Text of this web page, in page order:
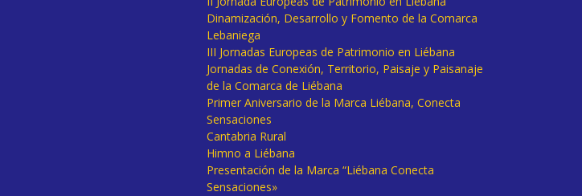
Dinamización, Desarrollo y Fomento de la Comarca
Lebaniega
III Jornadas Europeas de Patrimonio en Liébana
Jornadas de Conexión, Territorio, Paisaje y Paisanaje
de la Comarca de Liébana
Primer Aniversario de la Marca Liébana, Conecta
Sensaciones
Cantabria Rural
Himno a Liébana
Presentación de la Marca “Liébana Conecta
Sensaciones»